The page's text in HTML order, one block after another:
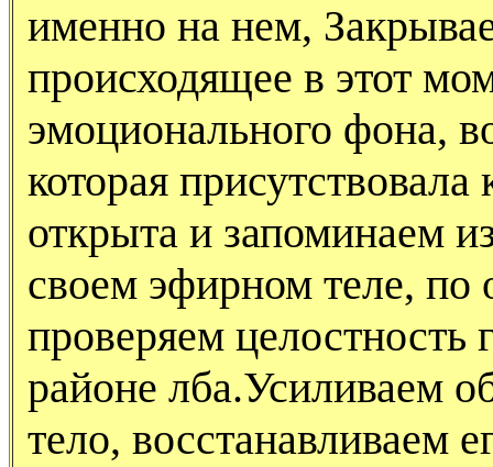
именно на нем,
происходящее в этот
эмоционального фона,
которая
открыта и запоминаем
своем эфирном теле,
проверяем целостность
районе лба.Усиливаем
тело, восстанавливаем